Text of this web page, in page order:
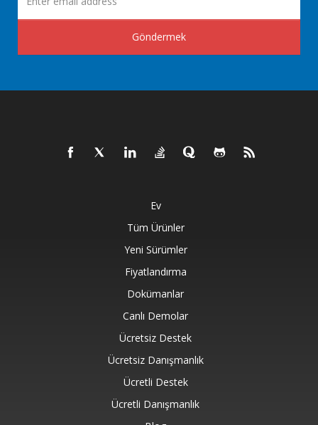
Göndermek
Ev
Tüm Ürünler
Yeni Sürümler
Fiyatlandırma
Dokümanlar
Canlı Demolar
Ücretsiz Destek
Ücretsiz Danışmanlık
Ücretli Destek
Ücretli Danışmanlık